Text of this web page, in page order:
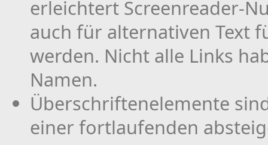
erleichtert Screenreader-
auch für alternativen Text
werden. Nicht alle Links
Namen.
Überschriftenelemente
einer fortlaufenden